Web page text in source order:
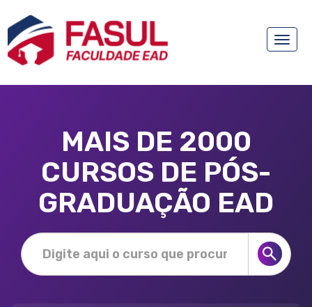
Toggle
MAIS DE 2000
CURSOS DE PÓS-
GRADUAÇÃO EAD